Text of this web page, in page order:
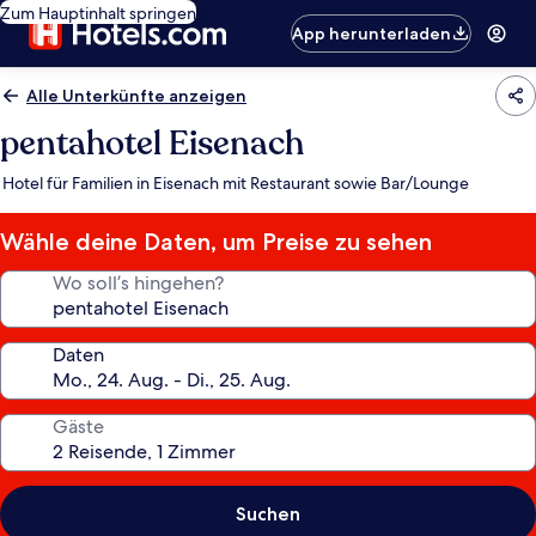
Zum Hauptinhalt springen
App herunterladen
Alle Unterkünfte anzeigen
pentahotel Eisenach
Hotel für Familien in Eisenach mit Restaurant sowie Bar/Lounge
Wähle deine Daten, um Preise zu sehen
Wo soll’s hingehen?
Daten
Gäste
Suchen